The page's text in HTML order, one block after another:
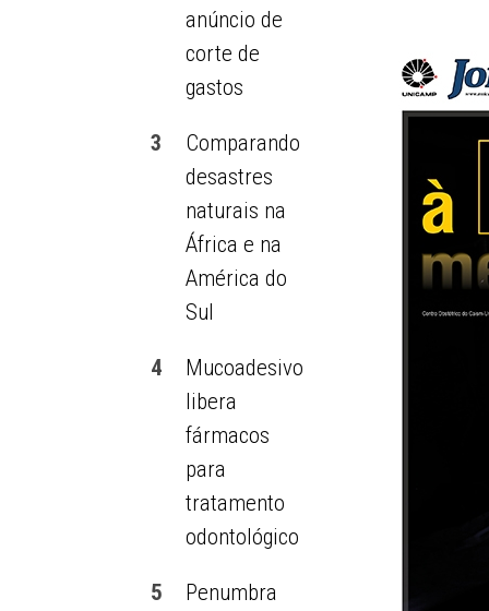
anúncio de
corte de
gastos
3
Comparando
desastres
naturais na
África e na
América do
Sul
4
Mucoadesivo
libera
fármacos
para
tratamento
odontológico
5
Penumbra